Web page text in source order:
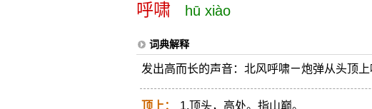
呼啸 hū xiào
词典解释
发出高而长的声音：北风呼啸ㄧ炮弹从头顶上
顶上：
1.顶头，高处。指山巅。